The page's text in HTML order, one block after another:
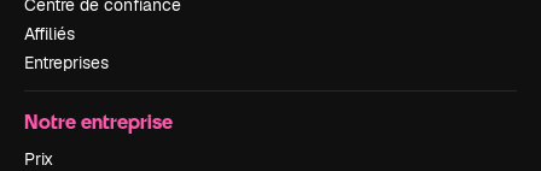
Centre de confiance
Affiliés
Entreprises
Notre entreprise
Prix